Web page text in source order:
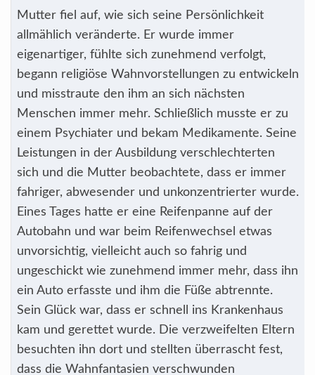
Mutter fiel auf, wie sich seine Persönlichkeit
allmählich veränderte. Er wurde immer
eigenartiger, fühlte sich zunehmend verfolgt,
begann religiöse Wahnvorstellungen zu entwickeln
und misstraute den ihm an sich nächsten
Menschen immer mehr. Schließlich musste er zu
einem Psychiater und bekam Medikamente. Seine
Leistungen in der Ausbildung verschlechterten
sich und die Mutter beobachtete, dass er immer
fahriger, abwesender und unkonzentrierter wurde.
Eines Tages hatte er eine Reifenpanne auf der
Autobahn und war beim Reifenwechsel etwas
unvorsichtig, vielleicht auch so fahrig und
ungeschickt wie zunehmend immer mehr, dass ihn
ein Auto erfasste und ihm die Füße abtrennte.
Sein Glück war, dass er schnell ins Krankenhaus
kam und gerettet wurde. Die verzweifelten Eltern
besuchten ihn dort und stellten überrascht fest,
dass die Wahnfantasien verschwunden